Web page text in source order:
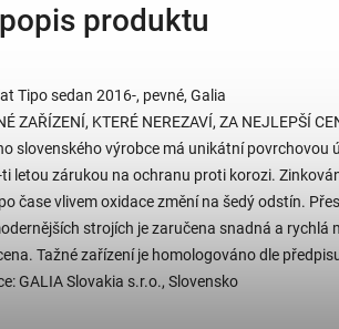
produktu
Tipo sedan 2016-, pevné, Galia
ZAŘÍZENÍ, KTERÉ NEREZAVÍ, ZA NEJLEPŠÍ
slovenského výrobce má unikátní povrchovou
letou zárukou na ochranu proti korozi.
čase vlivem oxidace změní na šedý odstín.
strojích je zaručena snadná a rychlá
Tažné zařízení je homologováno dle
GALIA Slovakia s.r.o., Slovensko